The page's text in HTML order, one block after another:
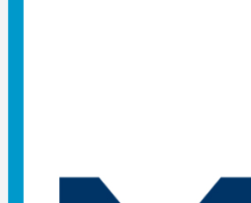
Belgelendirme talep formu (ıslak
Sınav ücretinin yatırıldığına dair
Belgelendirme talep formu ve diğer
ulaştığında başvurunuz